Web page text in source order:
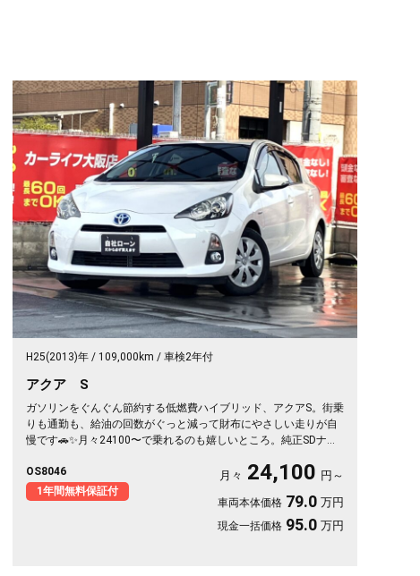
H25(2013)年 109,000km 車検2年付
アクア S
ガソリンをぐんぐん節約する低燃費ハイブリッド、アクアS。街乗
りも通勤も、給油の回数がぐっと減って財布にやさしい走りが自
慢です🚗✨月々24100〜で乗れるのも嬉しいところ。純正SDナビ&
で狭い駐車場もスッと安心。ETC付きだから週末の遠出も高速ス
イスイ。仕事帰りの買い物も休日ドライブも快適にこなす一台で
す🎵毎日の相棒にぴったりですよ😊《1年保証付》
OS8046
1年間無料保証付
月々 24,100 円～
車両本体価格 79.0 万円
現金一括価格 95.0 万円